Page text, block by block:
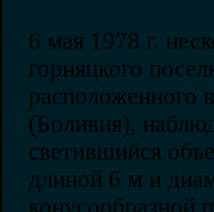
6 мая 1978 г.
горняцкого
расположенного
(Боливия),
светившийся
длиной 6 м и
конусообразной